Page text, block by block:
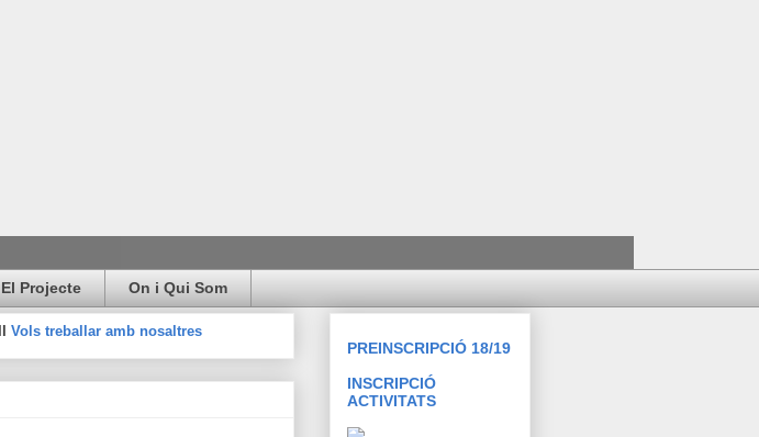
El Projecte On i Qui Som
Vols treballar amb nosaltres
PREINSCRIPCIÓ 18/19
INSCRIPCIÓ
ACTIVITATS